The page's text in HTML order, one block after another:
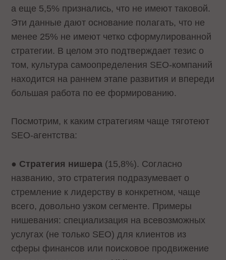
а еще 5,5% признались, что не имеют таковой.
Эти данные дают основание полагать, что не
менее 25% не имеют четко сформулированной
стратегии. В целом это подтверждает тезис о
том, культура самоопределения SEO-компаний
находится на раннем этапе развития и впереди
большая работа по ее формированию.
Посмотрим, к каким стратегиям чаще тяготеют
SEO-агентства:
● Стратегия нишера (15,8%). Согласно
названию, это стратегия подразумевает о
стремление к лидерству в конкретном, чаще
всего, довольно узком сегменте. Примеры
нишевания: специализация на всевозможных
услугах (не только SEO) для клиентов из
сферы финансов или поисковое продвижение